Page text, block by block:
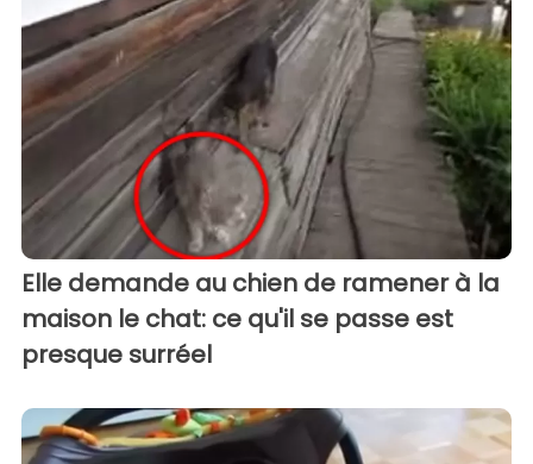
Elle demande au chien de ramener à la
maison le chat: ce qu'il se passe est
presque surréel